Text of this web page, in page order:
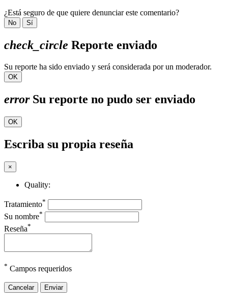
¿Está seguro de que quiere denunciar este comentario?
No Sí
check_circle Reporte enviado
Su reporte ha sido enviado y será considerada por un moderador.
OK
errorSu reporte no pudo ser enviado
OK
Escriba su propia reseña
×
Quality:
Tratamiento*
Su nombre*
Reseña*
* Campos requeridos
Cancelar Enviar